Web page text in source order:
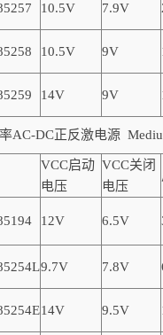
10.5V 7.9V
10.5V 9V
14V 9V
AC-DC正反激电源
VCC启动
电压
VCC关闭
电压
12V 6.5V
9.7V 7.8V
14V 9.5V